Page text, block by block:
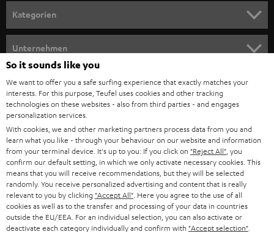
n
m
e
l
d
u
n
g
Kategorien
HEIMKINO-KOMPLETTANLAGEN
SOUNDBARS
SMART HOME
BLUETOOTH-LAUTSPRECHER
KOPFHÖRER
BLUETOOTH-KOPFHÖRER
Unternehmen
KARRIERE
PRESSE & MARKETING
GESCHÄFTSKUNDEN
PARTNERPROGRAMM
BLOG
Teufel Onlineshops
DEUTSCHLAND
ÖSTERREICH
SCHWEIZ
NIEDERLANDE
So it sounds like you
We want to offer you a safe surfing experience that exactly matches your
interests. For this purpose, Teufel uses cookies and other tracking
technologies on these websites - also from third parties - and engages
personalization services.
With cookies, we and other marketing partners process data from you and
learn what you like - through your behaviour on our website and information
from your terminal device. It's up to you: If you click on "Reject All" , you
confirm our default setting, in which we only activate necessary cookies. This
means that you will receive recommendations, but they will be selected
randomly. You receive personalized advertising and content that is really
relevant to you by clicking "Accept All" . Here you agree to the use of all
cookies as well as to the transfer and processing of your data in countries
outside the EU/EEA. For an individual selection, you can also activate or
deactivate each category individually and confirm with "Accept selection"